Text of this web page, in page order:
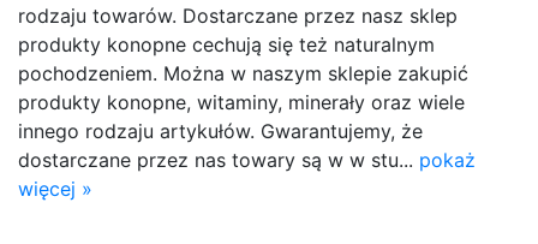
rodzaju towarów. Dostarczane przez nasz sklep
produkty konopne cechują się też naturalnym
pochodzeniem. Można w naszym sklepie zakupić
produkty konopne, witaminy, minerały oraz wiele
innego rodzaju artykułów. Gwarantujemy, że
dostarczane przez nas towary są w w stu... pokaż
więcej »